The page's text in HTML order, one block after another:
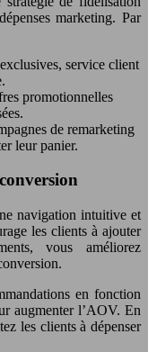
marketing. Par
service client
promotionnelles
de remarketing
leur panier.
navigation intuitive et
les clients à ajouter
vous améliorez
en fonction
augmenter l’AOV. En
les clients à dépenser